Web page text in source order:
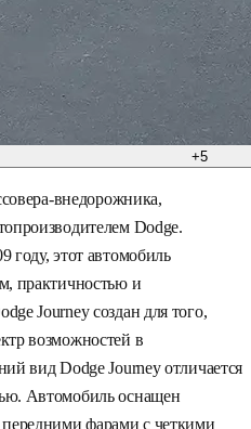
+5
внедорожника,
Dodge.
году, этот автомобиль
практичностью и
Journey создан для того,
возможностей в
вид Dodge Journey отличается
Автомобиль оснащен
фарами с четкими